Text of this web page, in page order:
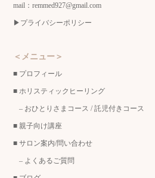
mail：remmed927@gmail.com
▶︎ プライバシーポリシー
＜メニュー＞
■ プロフィール
■ ホリスティックヒーリング
– おひとりさまコース /託児付きコース
■ 親子向け講座
■ サロン案内/問い合わせ
– よくあるご質問